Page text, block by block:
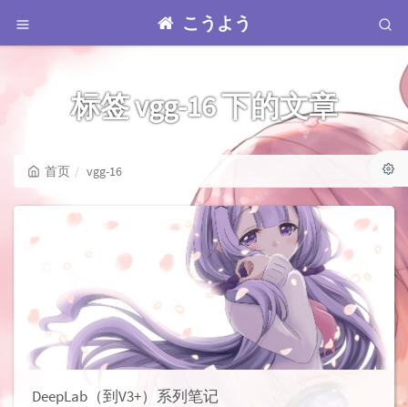
こうよう
标签 vgg-16 下的文章
首页 vgg-16
DeepLab（到V3+）系列笔记